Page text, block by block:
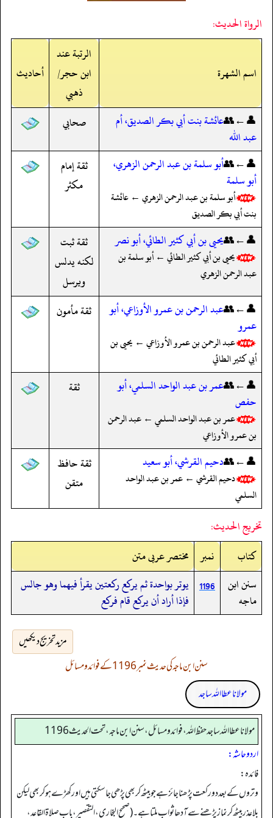
الرواة الحديث:
اسم الشهرة
الرتبة عند
ابن حجر/
ذهبي
أحاديث
👤←👥عائشة بنت أبي بكر الصديق، أم
عبد الله
صحابي
👤←👥أبو سلمة بن عبد الرحمن الزهري،
أبو سلمة
أبو سلمة بن عبد الرحمن الزهري ← عائشة
بنت أبي بكر الصديق
ثقة إمام
مكثر
👤←👥يحيى بن أبي كثير الطائي، أبو نصر
يحيى بن أبي كثير الطائي ← أبو سلمة بن
عبد الرحمن الزهري
ثقة ثبت
لكنه يدلس
ويرسل
👤←👥عبد الرحمن بن عمرو الأوزاعي، أبو
عمرو
عبد الرحمن بن عمرو الأوزاعي ← يحيى بن
أبي كثير الطائي
ثقة مأمون
👤←👥عمر بن عبد الواحد السلمي، أبو
حفص
عمر بن عبد الواحد السلمي ← عبد الرحمن
بن عمرو الأوزاعي
ثقة
👤←👥دحيم القرشي، أبو سعيد
دحيم القرشي ← عمر بن عبد الواحد
السلمي
ثقة حافظ
متقن
تخريج الحديث:
کتاب
نمبر
مختصر عربی متن
سنن ابن
ماجه
1196 يوتر بواحدة ثم يركع ركعتين يقرأ فيهما وهو جالس
فإذا أراد أن يركع قام فركع
مزید تخریج دیکھیں
سنن ابن ماجہ کی حدیث نمبر 1196 کے فوائد و مسائل
مولانا عطا اللہ ساجد
مولانا عطا الله ساجد حفظ الله، فوائد و مسائل، سنن ابن ماجه، تحت الحديث1196
اردو حاشہ:
فائدہ:
وتروں کے بعد دو رکعت پڑھنا جائز ہے جو بیٹھ کر بھی پڑھی جا سکتی ہیں اور کھڑے ہوکر بھی لیکن
بلاعذر بیٹھ کر نماز پڑھنے سے آدھا ثواب ملتا ہے۔ (صحیح البخاري، التقصیر، باب صلاة القاعد،